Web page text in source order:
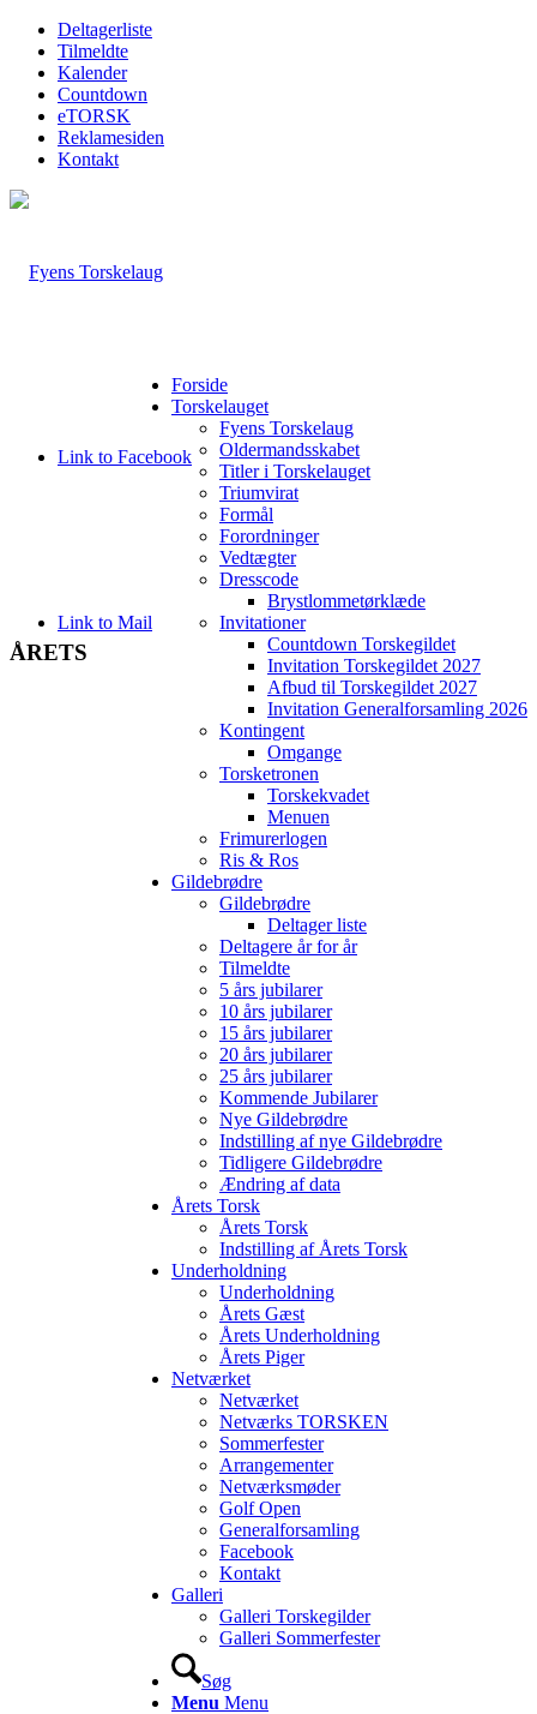
Deltagerliste
Tilmeldte
Kalender
Countdown
eTORSK
Reklamesiden
Kontakt
Link to Facebook
Link to Mail
Forside
Torskelauget
Fyens Torskelaug
Oldermandsskabet
Titler i Torskelauget
Triumvirat
Formål
Forordninger
Vedtægter
Dresscode
Brystlommetørklæde
Invitationer
Countdown Torskegildet
Invitation Torskegildet 2027
Afbud til Torskegildet 2027
Invitation Generalforsamling 2026
Kontingent
Omgange
Torsketronen
Torskekvadet
Menuen
Frimurerlogen
Ris & Ros
Gildebrødre
Gildebrødre
Deltager liste
Deltagere år for år
Tilmeldte
5 års jubilarer
10 års jubilarer
15 års jubilarer
20 års jubilarer
25 års jubilarer
Kommende Jubilarer
Nye Gildebrødre
Indstilling af nye Gildebrødre
Tidligere Gildebrødre
Ændring af data
Årets Torsk
Årets Torsk
Indstilling af Årets Torsk
Underholdning
Underholdning
Årets Gæst
Årets Underholdning
Årets Piger
Netværket
Netværket
Netværks TORSKEN
Sommerfester
Arrangementer
Netværksmøder
Golf Open
Generalforsamling
Facebook
Kontakt
Galleri
Galleri Torskegilder
Galleri Sommerfester
Søg
Menu Menu
ÅRETS